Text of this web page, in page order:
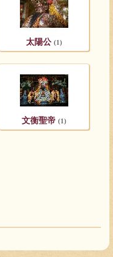
太陽公 (1)
文衡聖帝 (1)